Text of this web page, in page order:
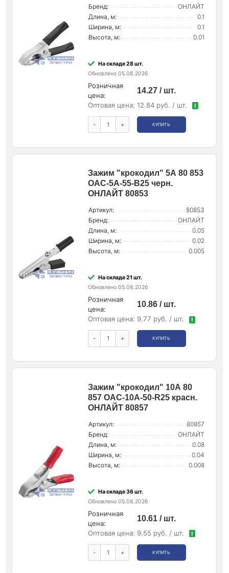
Бренд:
ОНЛАЙТ
Длина, м:
0.1
Ширина, м:
0.1
Высота, м:
0.01
На складе 28 шт.
Обновлено 05.08.2026
Розничная
цена:
14.27 / шт.
Оптовая цена: 12.84 руб. / шт. !
- + КУПИТЬ
Зажим "крокодил" 5А 80 853
OAC-5A-55-B25 черн.
ОНЛАЙТ 80853
Артикул:
80853
Бренд:
ОНЛАЙТ
Длина, м:
0.05
Ширина, м:
0.02
Высота, м:
0.005
На складе 21 шт.
Обновлено 05.08.2026
Розничная
цена:
10.86 / шт.
Оптовая цена: 9.77 руб. / шт. !
- + КУПИТЬ
Зажим "крокодил" 10А 80
857 OAC-10A-50-R25 красн.
ОНЛАЙТ 80857
Артикул:
80857
Бренд:
ОНЛАЙТ
Длина, м:
0.08
Ширина, м:
0.04
Высота, м:
0.008
На складе 36 шт.
Обновлено 05.08.2026
Розничная
цена:
10.61 / шт.
Оптовая цена: 9.55 руб. / шт. !
- + КУПИТЬ